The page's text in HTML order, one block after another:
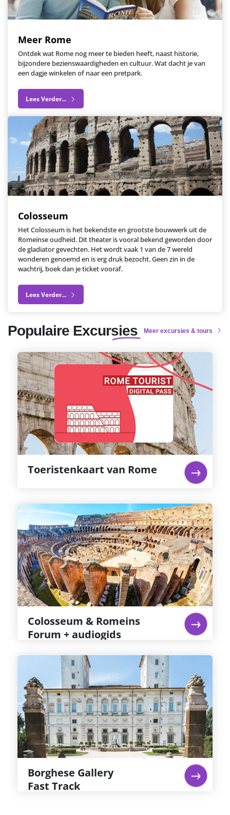
Populaire Excursies Meer excursies & tours
Toeristenkaart van Rome
Toeristenkaart van Rome
Dit combiticket geeft je toegang tot 5
topplekken in de stad Rome: het Colosseum
(inclusief het Forum Romanum en de Palatijn),
de Vaticaanse Musea, Sixtijnse Kapel en de Hop
on/off bus.
lees verder...
Colosseum & Romeins
Forum + audiogids
Colosseum & Romeins Forum +
audiogids
Sla de lange rijen over met dit ticket voor
voorrang bij binnenkomst. Na bezichtigen van
het Colosseum kun je daarna naar het Forum
Romanum en de Palatijnse heuvel gaan, deze
zijn gelegen tegenover het Colosseum.
lees verder...
Borghese Gallery
Fast Track
Borghese Gallery
Fast Track
Galleria Borghese ligt in Villa Borghese park, in
een prachtige villa met meesterwerken van
Bernini, Caravaggio en Titiaan. Bewonder de
rijke architectuur en kunstcollectie. Regel je
tickets weken van tevoren, want de capaciteit is
beperkt.
lees verder...
Meer Rome
Ontdek wat Rome nog meer te bieden heeft, naast historie,
bijzondere bezienswaardigheden en cultuur. Wat dacht je van
een dagje winkelen of naar een pretpark.
Lees Verder...
Colosseum
Het Colosseum is het bekendste en grootste bouwwerk uit de
Romeinse oudheid. Dit theater is vooral bekend geworden door
de gladiator gevechten. Het wordt vaak 1 van de 7 wereld
wonderen genoemd en is erg druk bezocht. Geen zin in de
wachtrij, boek dan je ticket vooraf.
Lees Verder...